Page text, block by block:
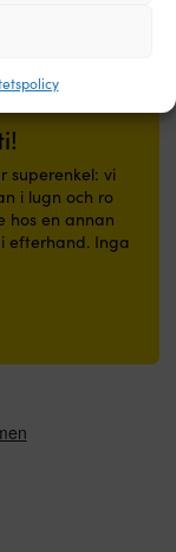
superenkel: vi
i lugn och ro
hos en annan
efterhand. Inga